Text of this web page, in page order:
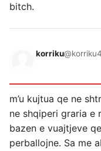
bitch.
korriku@korriku
m’u kujtua qe ne
ne shqiperi graria e
bazen e vuajtjeve
perballojne. Sa me